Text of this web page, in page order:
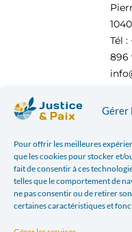
Gérer
Pour offrir les meilleures
que les cookies pour stocker et/
fait de consentir à ces
telles que le comportement de
ne pas consentir ou de retirer
certaines caractéristiques et
Tél :
896